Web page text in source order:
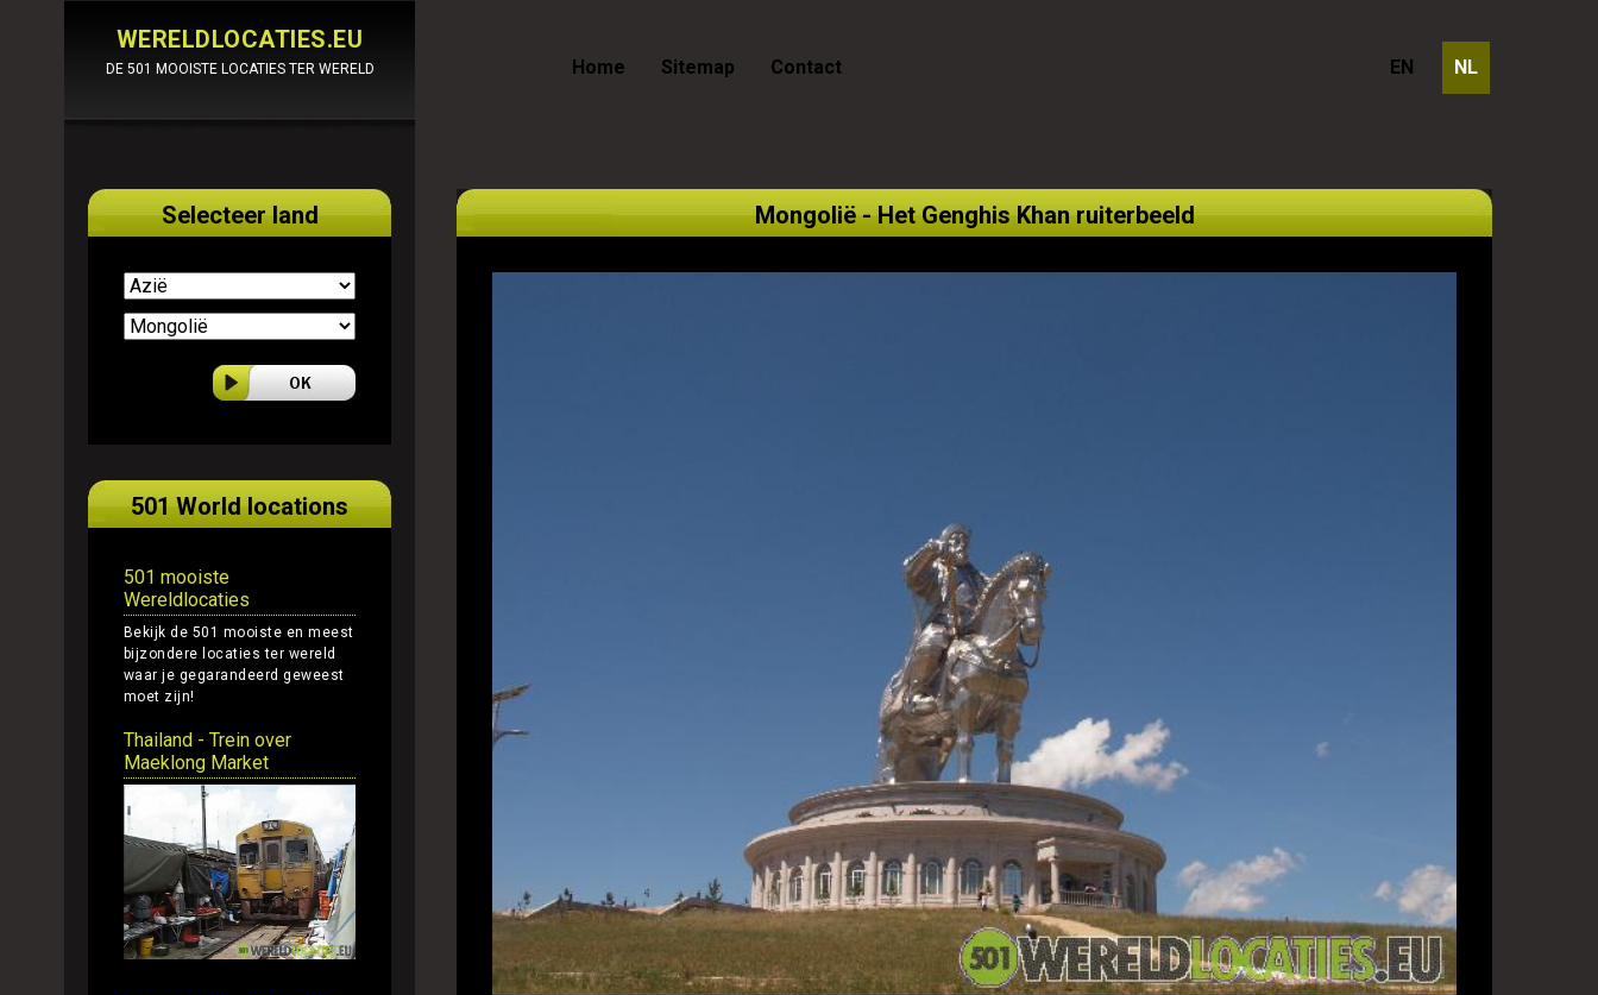
WERELDLOCATIES.EU
DE 501 MOOISTE LOCATIES TER WERELD
Selecteer land
501 World locations
501 mooiste
Wereldlocaties
Bekijk de 501 mooiste en meest
bijzondere locaties ter wereld
waar je gegarandeerd geweest
moet zijn!
Thailand - Trein over
Maeklong Market
Home Sitemap Contact NL
EN
Mongolië - Het Genghis Khan ruiterbeeld